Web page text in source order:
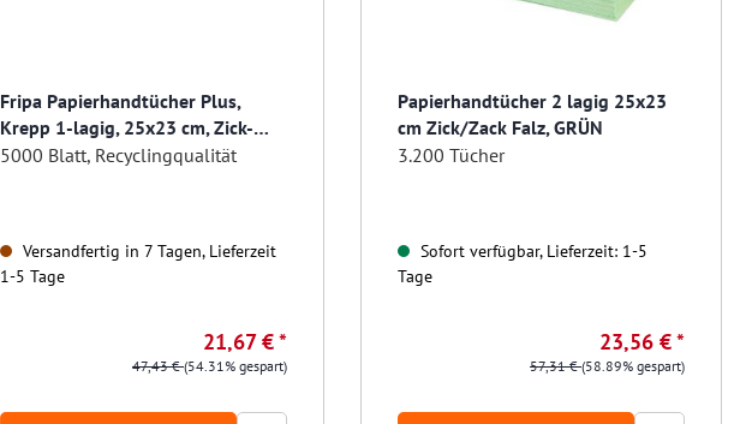
Fripa Papierhandtücher Plus,
Krepp 1-lagig, 25x23 cm, Zick-
Zack
5000 Blatt, Recyclingqualität
Versandfertig in 7 Tagen, Lieferzeit
1-5 Tage
21,67 € *
47,43 €(54.31% gespart)
Papierhandtücher 2 lagig 25x23
cm Zick/Zack Falz, GRÜN
3.200 Tücher
Sofort verfügbar, Lieferzeit: 1-5
Tage
23,56 € *
57,31 €(58.89% gespart)